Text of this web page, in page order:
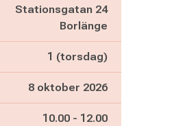
Stationsgatan 24
Borlänge
1 (torsdag)
8 oktober 2026
Pågår mellan
10.00 - och
12.00